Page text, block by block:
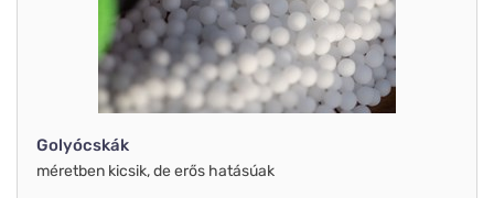
Golyócskák
méretben kicsik, de erős hatásúak